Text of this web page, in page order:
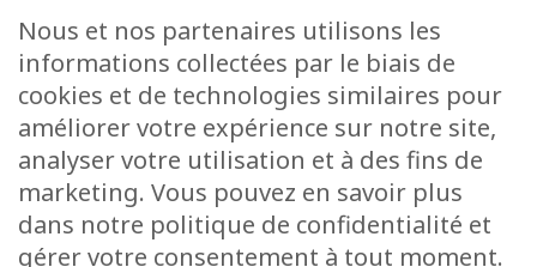
Raider online
Formulaires
Faq
Contact
CONTACT
15 Rue de l’École
L-8353 Garnich
Nous et nos partenaires utilisons les
informations collectées par le biais de
cookies et de technologies similaires pour
améliorer votre expérience sur notre site,
analyser votre utilisation et à des fins de
marketing. Vous pouvez en savoir plus
dans notre politique de confidentialité et
gérer votre consentement à tout moment.